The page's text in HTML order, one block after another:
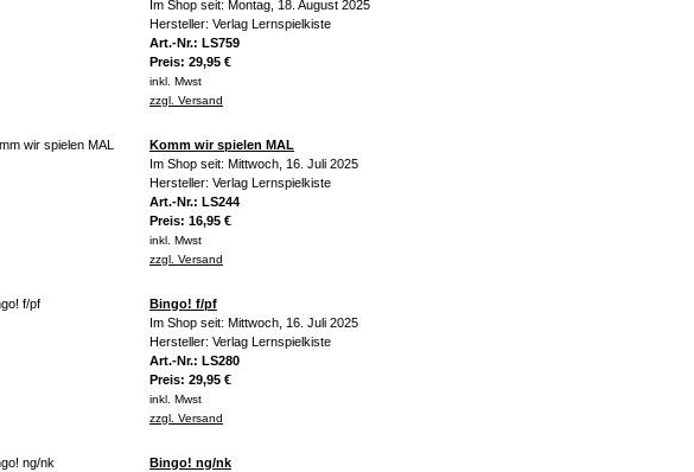
Im Shop seit: Montag, 18. August 2025
Hersteller: Verlag Lernspielkiste
Art.-Nr.: LS759
Preis: 29,95 €
inkl. Mwst
zzgl. Versand
Komm wir spielen MAL
Im Shop seit: Mittwoch, 16. Juli 2025
Hersteller: Verlag Lernspielkiste
Art.-Nr.: LS244
Preis: 16,95 €
inkl. Mwst
zzgl. Versand
Bingo! f/pf
Im Shop seit: Mittwoch, 16. Juli 2025
Hersteller: Verlag Lernspielkiste
Art.-Nr.: LS280
Preis: 29,95 €
inkl. Mwst
zzgl. Versand
Bingo! ng/nk